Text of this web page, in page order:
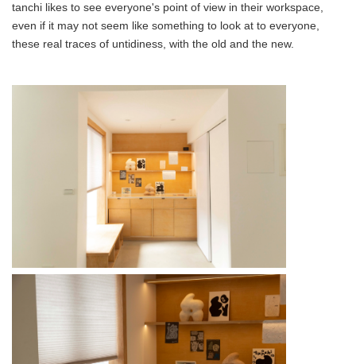
tanchi likes to see everyone's point of view in their workspace,
even if it may not seem like something to look at to everyone,
these real traces of untidiness, with the old and the new.